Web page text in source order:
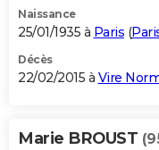
Naissance
25/01/1935 à Paris (
Décès
22/02/2015 à Vire
Marie BROUST